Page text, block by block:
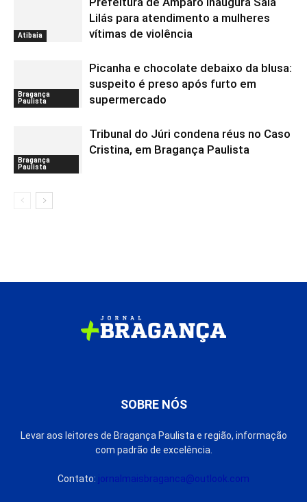
Atibaia
Lilás para atendimento a mulheres
vítimas de violência
Bragança
Paulista
Picanha e chocolate debaixo da blusa:
suspeito é preso após furto em
supermercado
Bragança
Paulista
Tribunal do Júri condena réus no Caso
Cristina, em Bragança Paulista
SOBRE NÓS
Levar aos leitores de Bragança Paulista e região, informação
com padrão de excelência.
Contato: jornalmaisbraganca@outlook.com